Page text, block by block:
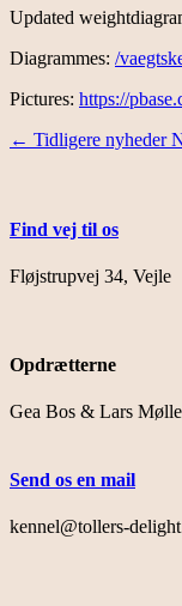
Updated
Diagrammes: /
Pictures: https://
← Tidligere nyheder
Find vej til os
Fløjstrupvej 34, Vejle
Opdrætterne
Gea Bos & Lars
Send os en mail
kennel@tollers-